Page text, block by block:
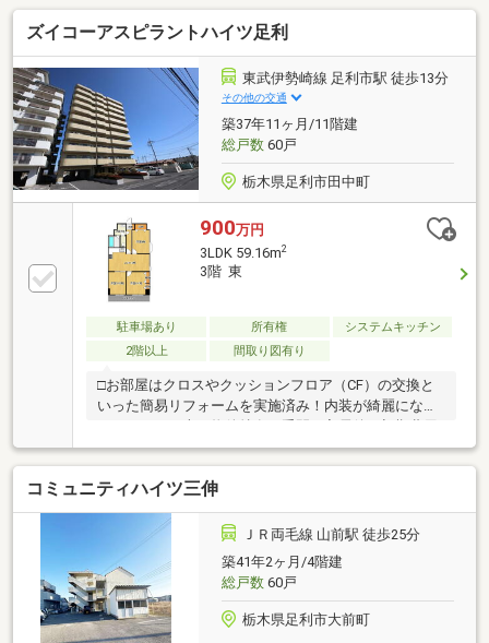
ぐ】当店は昭和63年の創業。笑顔になれるお取引をモ
ットーにお客様のお役に立てる企業を目指します！
ズイコーアスピラントハイツ足利
東武伊勢崎線 足利市駅 徒歩13分
その他の交通
築37年11ヶ月/11階建
総戸数60戸
栃木県足利市田中町
900万円
3LDK 59.16m2
3階 東
駐車場あり 所有権
システムキッチン
2階以上
間取り図有り
□お部屋はクロスやクッションフロア（CF）の交換と
いった簡易リフォームを実施済み！内装が綺麗になっ
ているため、古い物件特有の手間や入居後の初期費用
を抑え、すぐに気持ちよく新生活をスタートできま
す。□マンション選びでネックになりがちな駐車場代
ですが、こちらの物件は駐車場がなんと「1台無料」
で付いてきます！毎月の固定費を大きく抑えることが
でき、車移動がメインの方にとって非常に魅力的な条
圏内に商業施設が多数揃う大変生活便利な立地です！
毎日のお買い物や休日のお出かけにも困らず、車を使
わない日でも身軽でアクティブな都市型ライフを満喫
できます。
コミュニティハイツ三伸
ＪＲ両毛線 山前駅 徒歩25分
築41年2ヶ月/4階建
総戸数60戸
栃木県足利市大前町